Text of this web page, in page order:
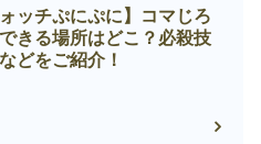
ォッチぷにぷに】コマじろ
きる場所はどこ？必殺技
どをご紹介！